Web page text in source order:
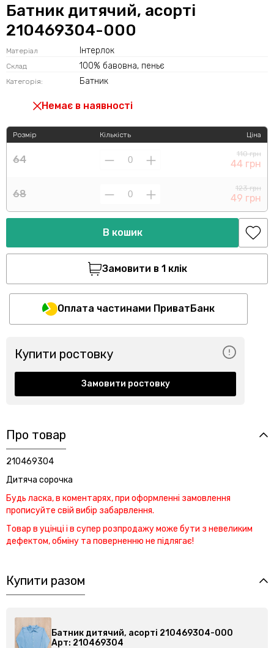
Батник дитячий, асорті
210469304-000
Матеріал Інтерлок
Склад 100% бавовна, пеньє
Категорія: Батник
Немає в наявності
Розмір
64
68
Кількість Ціна
110 грн
44 грн
123 грн
49 грн
В кошик
Замовити в 1 клік
Оплата частинами ПриватБанк
Купити ростовку
Замовити ростовку
Про товар
210469304
Дитяча сорочка
Будь ласка, в коментарях, при оформленні замовлення
прописуйте свій вибір забарвлення.
Товар в уцінці і в супер розпродажу може бути з невеликим
дефектом, обміну та поверненню не підлягає!
Купити разом
Батник дитячий, асорті 210469304-000
Арт: 210469304